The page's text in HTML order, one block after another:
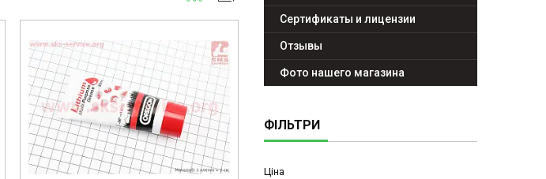
Сертификаты и лицензии
Отзывы
Фото нашего магазина
ФІЛЬТРИ
Ціна